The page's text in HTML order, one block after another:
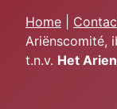
Home
Ariënscomité,
t.n.v. Het Arie